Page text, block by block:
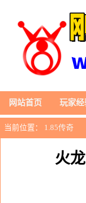
网站首页 玩家经
当前位置： 1.85传奇
火